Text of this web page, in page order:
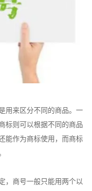
来区分不同的商品。一
标则可以根据不同的商品
能作为商标使用，而商标
商号一般只能用两个以